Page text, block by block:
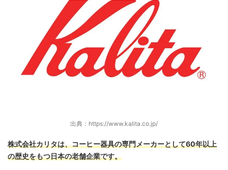
出典：https://www.kalita.co.jp/
株式会社カリタは、コーヒー器具の専門メーカーとして60年以上
の歴史をもつ日本の老舗企業です。